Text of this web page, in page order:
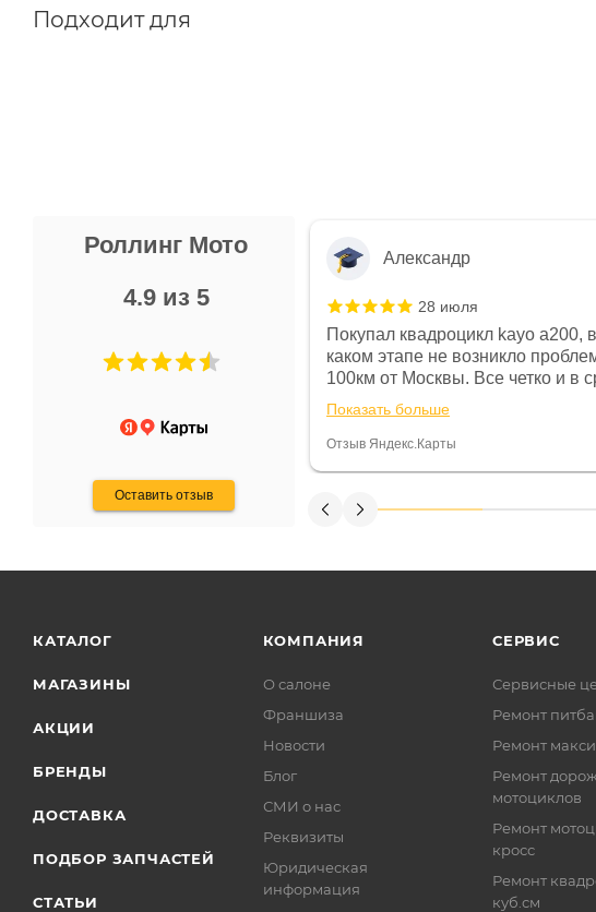
Подходит для
Роллинг Мото
4.9 из 5
Оставить отзыв
Не понравились условия
и дают только на год)
Александр
28 июля
Покупал квадроцикл kayo a200,
каком этапе не возникло
100км от Москвы. Все четко и в
спидометре всегда был 0, при
постоянно были на связи и в
Считаю, что это говорит о
Показать больше
Отзыв Яндекс.Карты
КАТАЛОГ
МАГАЗИНЫ
АКЦИИ
БРЕНДЫ
ДОСТАВКА
ПОДБОР ЗАПЧАСТЕЙ
СТАТЬИ
КОМПАНИЯ
О салоне
Франшиза
Новости
Блог
СМИ о нас
Реквизиты
Юридическая
информация
СЕРВИС
Сервисные
Ремонт
Ремонт макси
Ремонт
мотоциклов
Ремонт
кросс
Ремонт
куб.см